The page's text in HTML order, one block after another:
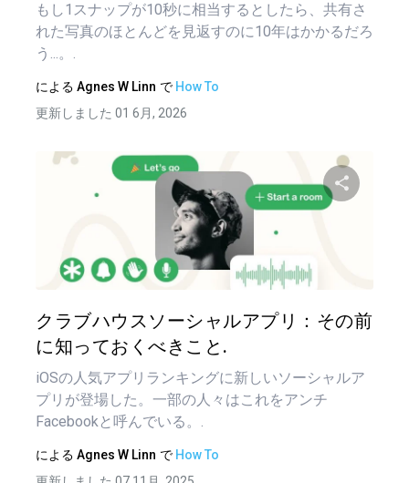
もし1スナップが10秒に相当するとしたら、共有さ
れた写真のほとんどを見返すのに10年はかかるだろ
う...。.
による Agnes W Linn で How To
更新しました 01 6月, 2026
クラブハウスソーシャルアプリ：その前
に知っておくべきこと.
iOSの人気アプリランキングに新しいソーシャルア
プリが登場した。一部の人々はこれをアンチ
Facebookと呼んでいる。.
による Agnes W Linn で How To